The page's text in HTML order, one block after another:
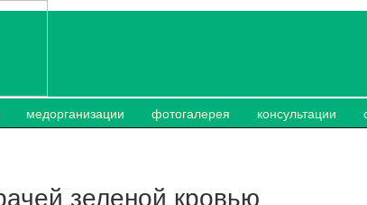
медорганизации фотогалерея консультации
зеленой кровью